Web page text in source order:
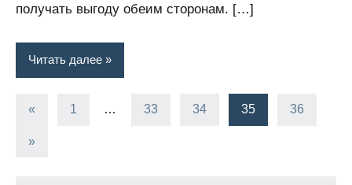
получать выгоду обеим сторонам. […]
Читать далее
« Предыдущие
1 … 33 34 35 36
Следующие
»